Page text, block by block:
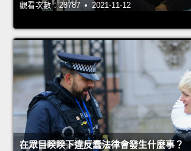
觀看次數：28787 • 2021-11-12
在眾目睽睽下違反蠢法律會發生什麼事？